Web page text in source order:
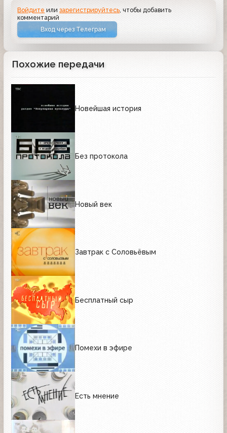
Войдите илизарегистрируйтесь , чтобы добавить
комментарий
Вход через Телеграм
Похожие передачи
Новейшая история
Без протокола
Новый век
Завтрак с Соловьёвым
Бесплатный сыр
Помехи в эфире
Есть мнение